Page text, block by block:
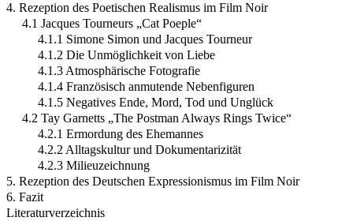
4. Rezeption des Poetischen Realismus im Film Noir
4.1 Jacques Tourneurs „Cat Poeple“
4.1.1 Simone Simon und Jacques Tourneur
4.1.2 Die Unmöglichkeit von Liebe
4.1.3 Atmosphärische Fotografie
4.1.4 Französisch anmutende Nebenfiguren
4.1.5 Negatives Ende, Mord, Tod und Unglück
4.2 Tay Garnetts „The Postman Always Rings Twice“
4.2.1 Ermordung des Ehemannes
4.2.2 Alltagskultur und Dokumentarizität
4.2.3 Milieuzeichnung
5. Rezeption des Deutschen Expressionismus im Film Noir
6. Fazit
Literaturverzeichnis